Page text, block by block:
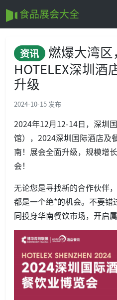
食品展会大全
资讯 燃爆大湾区
HOTELEX深圳酒
升级
2024-10-15 发布
2024年12月12-14日，深圳
馆），2024深圳国际酒店及
南！展会全面升级，规模增
会！
无论您是寻找新的合作伙伴
都是一个绝*的机会。不要
同投身华南餐饮市场，开启